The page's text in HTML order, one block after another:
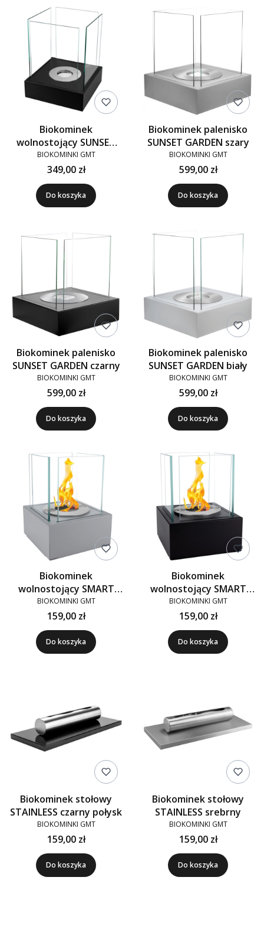
Biokominek
wolnostojący SUNSET
GARDEN MINI czarny
BIOKOMINKI GMT
349,00 zł
Do koszyka
Biokominek palenisko
SUNSET GARDEN szary
BIOKOMINKI GMT
599,00 zł
Do koszyka
Biokominek palenisko
SUNSET GARDEN czarny
BIOKOMINKI GMT
599,00 zł
Do koszyka
Biokominek palenisko
SUNSET GARDEN biały
BIOKOMINKI GMT
599,00 zł
Do koszyka
Biokominek
wolnostojący SMART
szary
BIOKOMINKI GMT
159,00 zł
Do koszyka
Biokominek
wolnostojący SMART
czarny
BIOKOMINKI GMT
159,00 zł
Do koszyka
Biokominek stołowy
STAINLESS czarny połysk
BIOKOMINKI GMT
159,00 zł
Do koszyka
Biokominek stołowy
STAINLESS srebrny
BIOKOMINKI GMT
159,00 zł
Do koszyka